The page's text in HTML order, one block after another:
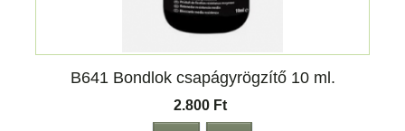
B641 Bondlok csapágyrögzítő 10 ml.
2.800 Ft